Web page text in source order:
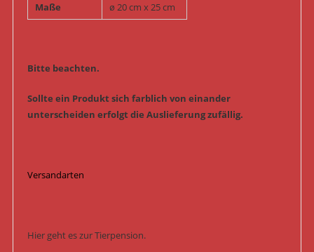
Maße
ø 20 cm x 25 cm
Bitte beachten.
Sollte ein Produkt sich farblich von einander
unterscheiden erfolgt die Auslieferung zufällig.
Versandarten
Hier geht es zur Tierpension.